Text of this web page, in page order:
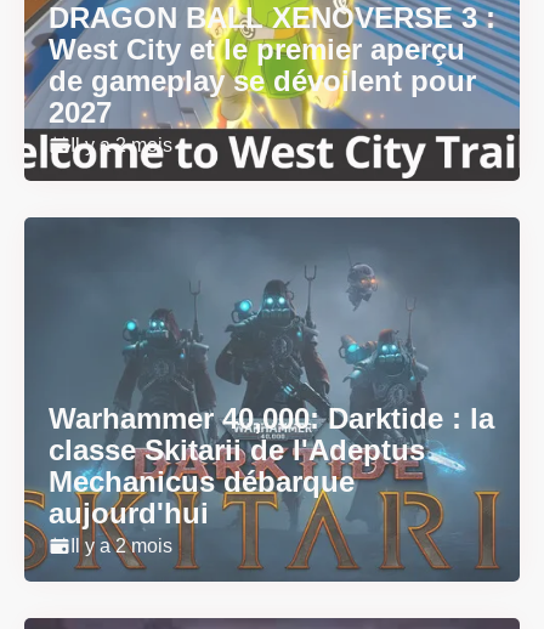
DRAGON BALL XENOVERSE 3 :
West City et le premier aperçu
de gameplay se dévoilent pour
2027
Il y a 2 mois
Warhammer 40,000: Darktide : la
classe Skitarii de l'Adeptus
Mechanicus débarque
aujourd'hui
Il y a 2 mois